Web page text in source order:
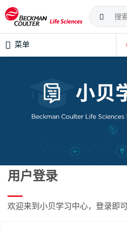
菜单
用户登录
欢迎来到小贝学习中心，登录即